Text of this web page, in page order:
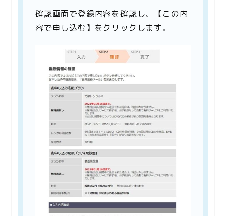
確認画面で登録内容を確認し、【この内
容で申し込む】をクリックします。